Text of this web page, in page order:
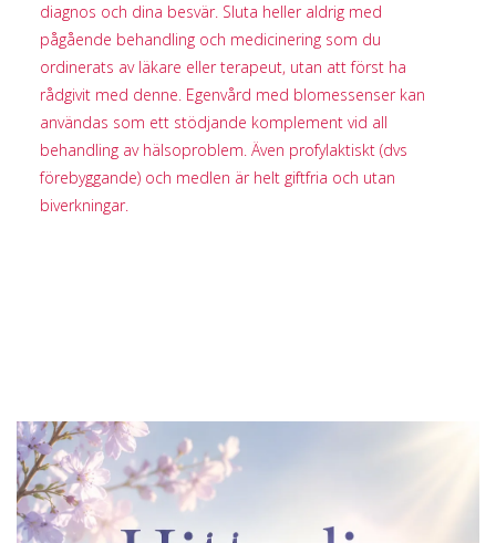
diagnos och dina besvär. Sluta heller aldrig med
pågående behandling och medicinering som du
ordinerats av läkare eller terapeut, utan att först ha
rådgivit med denne. Egenvård med blomessenser kan
användas som ett stödjande komplement vid all
behandling av hälsoproblem. Även profylaktiskt (dvs
förebyggande) och medlen är helt giftfria och utan
biverkningar.